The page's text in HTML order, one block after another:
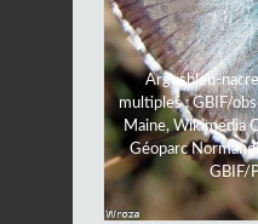
Argusbleu-
multiples : GBIF/
Maine, Wikimedia
Géoparc
GBIF/
Previous